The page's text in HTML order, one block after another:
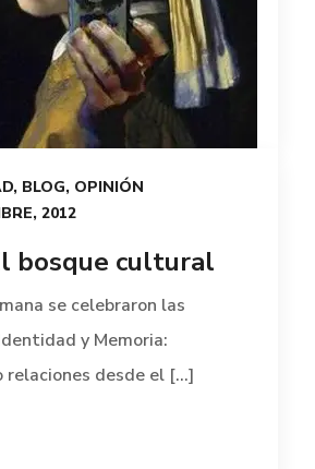
, BLOG, OPINIÓN
2012
bosque cultural
se celebraron las
y Memoria:
relaciones desde el [...]